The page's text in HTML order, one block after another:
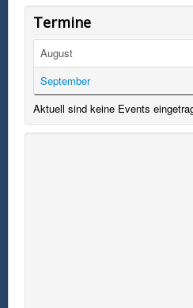
Termine
August
September
Aktuell sind keine Events